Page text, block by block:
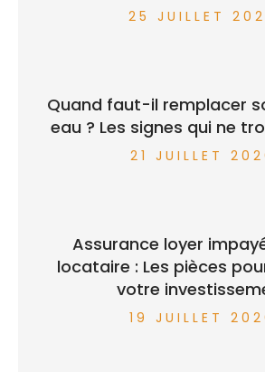
25 JUILLET
Quand faut-il remplacer
eau ? Les signes qui ne
21 JUILLET
Assurance loyer
locataire : Les pièces
votre
19 JUILLET